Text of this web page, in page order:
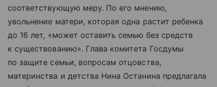
соответствующую меру. По его мнению,
увольнение матери, которая одна растит ребенка
до 16 лет, «может оставить семью без средств
к существованию». Глава комитета Госдумы
по защите семьи, вопросам отцовства,
материнства и детства Нина Останина предлагала